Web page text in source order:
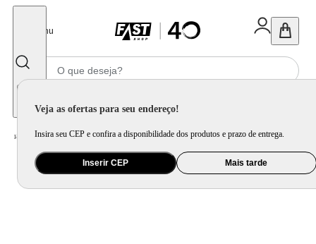
Menu
Veja as ofertas para seu endereço!
Insira seu CEP e confira a disponibilidade dos produtos e prazo de entrega.
Inserir CEP Mais tarde
Home Bebê / Passeio / Cadeira para Auto e Assento de Elevação